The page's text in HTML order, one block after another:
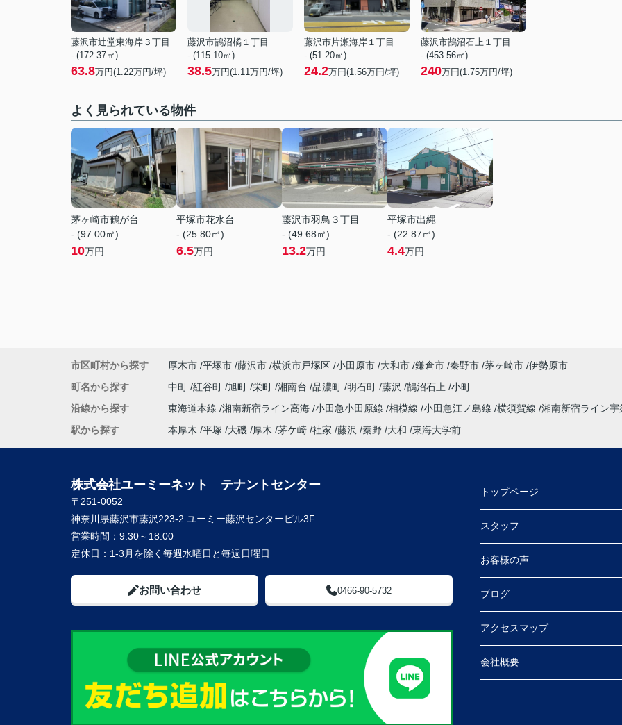
藤沢市辻堂東海岸３丁目
- (172.37㎡)
63.8万円(1.22万円/坪)
藤沢市鵠沼橘１丁目
- (115.10㎡)
38.5万円(1.11万円/坪)
藤沢市片瀬海岸１丁目
- (51.20㎡)
24.2万円(1.56万円/坪)
藤沢市鵠沼石上１丁目
- (453.56㎡)
240万円(1.75万円/坪)
よく見られている物件
茅ヶ崎市鶴が台
- (97.00㎡)
10万円
平塚市花水台
- (25.80㎡)
6.5万円
藤沢市羽鳥３丁目
- (49.68㎡)
13.2万円
平塚市出縄
- (22.87㎡)
4.4万円
市区町村から探す 厚木市 平塚市 藤沢市 横浜市戸塚区 小田原市 大和市 鎌倉市 秦野市 茅ヶ崎市 伊勢原市
町名から探す
中町 紅谷町 旭町 栄町 湘南台 品濃町 明石町 藤沢 鵠沼石上
小町
沿線から探す
東海道本線 湘南新宿ライン高海 小田急小田原線 相模線 小田急江ノ島線 横須賀線 湘南新宿ライン
駅から探す
本厚木 平塚 大磯 厚木 茅ケ崎 社家 藤沢 秦野 大和 東海大学前
株式会社ユーミーネット テナントセンター
〒251-0052
神奈川県藤沢市藤沢223-2 ユーミー藤沢センタービル3F
営業時間： 9:30～18:00
定休日： 1-3月を除く毎週水曜日と毎週日曜日
お問い合わせ 0466-90-5732
トップページ
スタッフ
お客様の声
ブログ
アクセスマップ
会社概要